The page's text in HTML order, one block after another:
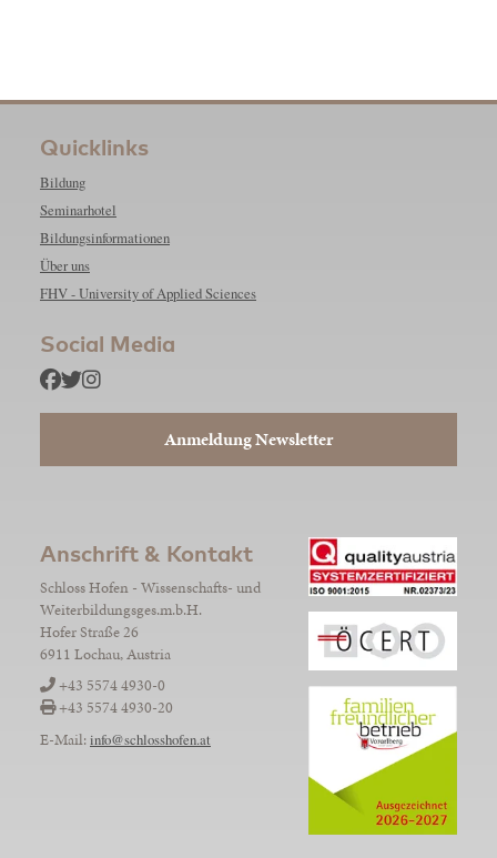
Quicklinks
Bildung
Seminarhotel
Bildungsinformationen
Über uns
FHV - University of Applied Sciences
Social Media
Anmeldung Newsletter
Anschrift & Kontakt
Schloss Hofen - Wissenschafts- und
Weiterbildungsges.m.b.H.
Hofer Straße 26
6911 Lochau, Austria
+43 5574 4930-0
+43 5574 4930-20
E-Mail: info@schlosshofen.at